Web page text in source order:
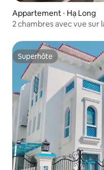
Appartement ⋅ Hạ Long
2 chambres avec vue sur
Superhôte
Superhôte